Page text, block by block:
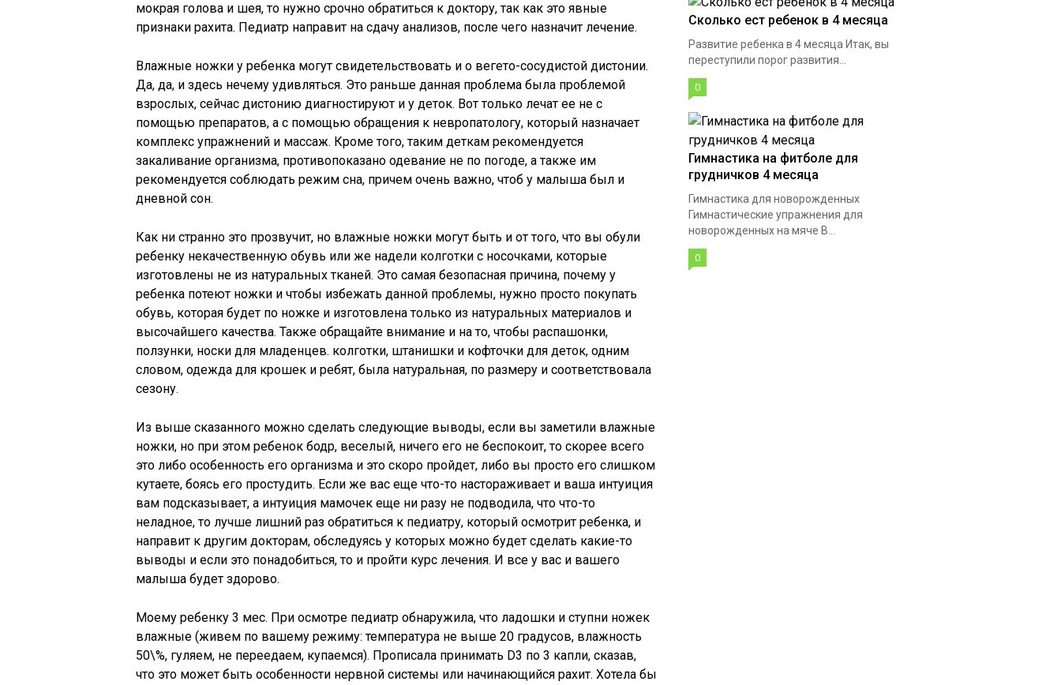
мокрая голова и шея, то нужно срочно обратиться к доктору, так как это явные
признаки рахита. Педиатр направит на сдачу анализов, после чего назначит лечение.
Влажные ножки у ребенка могут свидетельствовать и о вегето-сосудистой дистонии.
Да, да, и здесь нечему удивляться. Это раньше данная проблема была проблемой
взрослых, сейчас дистонию диагностируют и у деток. Вот только лечат ее не с
помощью препаратов, а с помощью обращения к невропатологу, который назначает
комплекс упражнений и массаж. Кроме того, таким деткам рекомендуется
закаливание организма, противопоказано одевание не по погоде, а также им
рекомендуется соблюдать режим сна, причем очень важно, чтоб у малыша был и
дневной сон.
Как ни странно это прозвучит, но влажные ножки могут быть и от того, что вы обули
ребенку некачественную обувь или же надели колготки с носочками, которые
изготовлены не из натуральных тканей. Это самая безопасная причина, почему у
ребенка потеют ножки и чтобы избежать данной проблемы, нужно просто покупать
обувь, которая будет по ножке и изготовлена только из натуральных материалов и
высочайшего качества. Также обращайте внимание и на то, чтобы распашонки,
ползунки, носки для младенцев. колготки, штанишки и кофточки для деток, одним
словом, одежда для крошек и ребят, была натуральная, по размеру и соответствовала
сезону.
Из выше сказанного можно сделать следующие выводы, если вы заметили влажные
ножки, но при этом ребенок бодр, веселый, ничего его не беспокоит, то скорее всего
это либо особенность его организма и это скоро пройдет, либо вы просто его слишком
кутаете, боясь его простудить. Если же вас еще что-то настораживает и ваша интуиция
вам подсказывает, а интуиция мамочек еще ни разу не подводила, что что-то
неладное, то лучше лишний раз обратиться к педиатру, который осмотрит ребенка, и
направит к другим докторам, обследуясь у которых можно будет сделать какие-то
выводы и если это понадобиться, то и пройти курс лечения. И все у вас и вашего
малыша будет здорово.
Моему ребенку 3 мес. При осмотре педиатр обнаружила, что ладошки и ступни ножек
влажные (живем по вашему режиму: температура не выше 20 градусов, влажность
50\%, гуляем, не переедаем, купаемся). Прописала принимать D3 по 3 капли, сказав,
что это может быть особенности нервной системы или начинающийся рахит. Хотела бы
Сколько ест ребенок в 4 месяца
Развитие ребенка в 4 месяца Итак, вы
переступили порог развития...
0
Гимнастика на фитболе для
грудничков 4 месяца
Гимнастика для новорожденных
Гимнастические упражнения для
новорожденных на мяче В...
0